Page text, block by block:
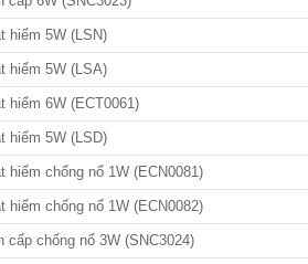
hiểm 5W (LSN)
hiểm 5W (LSA)
hiểm 6W (ECT0061)
hiểm 5W (LSD)
hiểm chống nổ 1W (ECN0081)
hiểm chống nổ 1W (ECN0082)
cấp chống nổ 3W (SNC3024)